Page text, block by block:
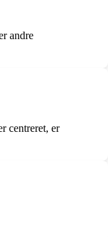
andre
centreret, er